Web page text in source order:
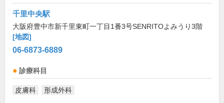
千里中央駅
大阪府豊中市新千里東町一丁目1番3号SENRITOよみうり3階
[地図]
06-6873-6889
診療科目
皮膚科 形成外科